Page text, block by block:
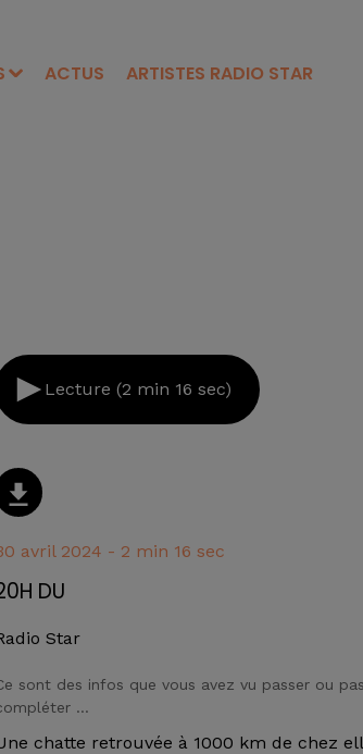
ACTUS ARTISTES RADIO STAR
Lecture (2 min 16 sec)
avril 2024 - 2 min 16 sec
DU
Star
sont des infos que vous avez vu passer ou
...
chatte retrouvée à 1000 km de chez